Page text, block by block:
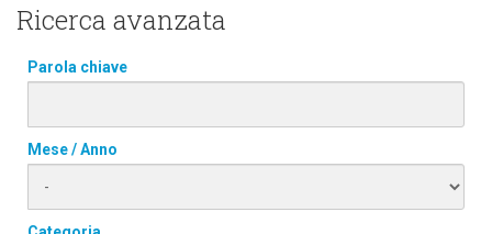
Ricerca avanzata
Parola chiave
Mese / Anno